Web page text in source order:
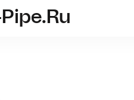
rus-pipe.ru
Pipe.ru